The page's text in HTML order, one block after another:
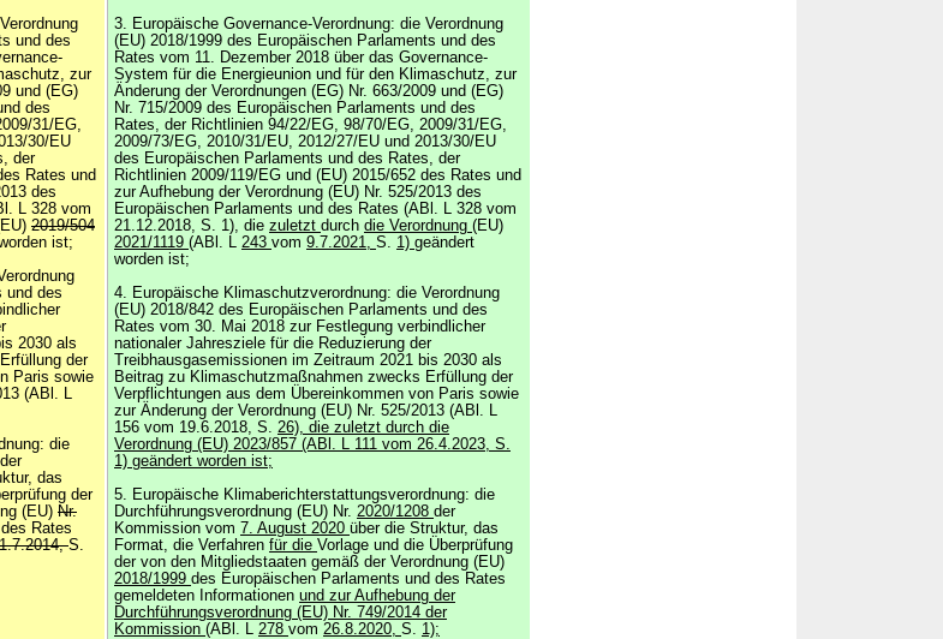
und des
zur
und (EG)
des
31/EG,
30/EU
der
Rates und
des
L 328 vom
2019/504
ist;
und des
2030 als
der
Paris sowie
(ABl. L
die
der
das
der
(EU) Nr.
Rates
S.
3. Europäische Governance-Verordnung: die Verordnung
(EU) 2018/1999 des Europäischen Parlaments und des
Rates vom 11. Dezember 2018 über das Governance-
System für die Energieunion und für den Klimaschutz, zur
Änderung der Verordnungen (EG) Nr. 663/2009 und (EG)
Nr. 715/2009 des Europäischen Parlaments und des
Rates, der Richtlinien 94/22/EG, 98/70/EG, 2009/31/EG,
2009/73/EG, 2010/31/EU, 2012/27/EU und 2013/30/EU
des Europäischen Parlaments und des Rates, der
Richtlinien 2009/119/EG und (EU) 2015/652 des Rates und
zur Aufhebung der Verordnung (EU) Nr. 525/2013 des
Europäischen Parlaments und des Rates (ABl. L 328 vom
21.12.2018, S. 1), die zuletzt durch die Verordnung (EU)
2021/1119 (ABl. L 243 vom 9.7.2021, S. 1) geändert
worden ist;
4. Europäische Klimaschutzverordnung: die Verordnung
(EU) 2018/842 des Europäischen Parlaments und des
Rates vom 30. Mai 2018 zur Festlegung verbindlicher
nationaler Jahresziele für die Reduzierung der
Treibhausgasemissionen im Zeitraum 2021 bis 2030 als
Beitrag zu Klimaschutzmaßnahmen zwecks Erfüllung der
Verpflichtungen aus dem Übereinkommen von Paris sowie
zur Änderung der Verordnung (EU) Nr. 525/2013 (ABl. L
156 vom 19.6.2018, S. 26), die zuletzt durch die
Verordnung (EU) 2023/857 (ABl. L 111 vom 26.4.2023, S.
1) geändert worden ist;
5. Europäische Klimaberichterstattungsverordnung: die
Durchführungsverordnung (EU) Nr. 2020/1208 der
Kommission vom 7. August 2020 über die Struktur, das
Format, die Verfahren für die Vorlage und die Überprüfung
der von den Mitgliedstaaten gemäß der Verordnung (EU)
2018/1999 des Europäischen Parlaments und des Rates
gemeldeten Informationen und zur Aufhebung der
Durchführungsverordnung (EU) Nr. 749/2014 der
Kommission (ABl. L 278 vom 26.8.2020, S. 1);